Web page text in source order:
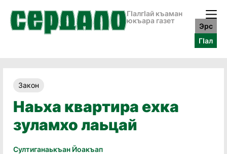
ГӀалгӀай къаман
юкъара газет
Эрс
ГӀал
Закон
Наьха квартира ехка
зуламхо лаьцай
Султиганаькъан Йоакъап